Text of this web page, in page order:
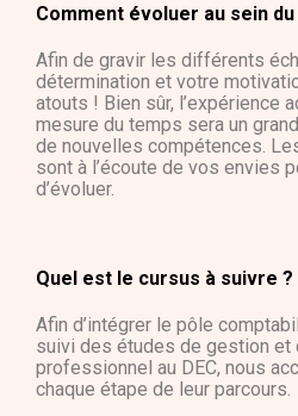
Comment évoluer au sein du
Afin de gravir les différents
détermination et votre
atouts ! Bien sûr, l’expérience
mesure du temps sera un
de nouvelles compétences.
sont à l’écoute de vos envies
d’évoluer.
Quel est le cursus à suivre ?
Afin d’intégrer le pôle
suivi des études de gestion et
professionnel au DEC, nous
chaque étape de leur parcours.